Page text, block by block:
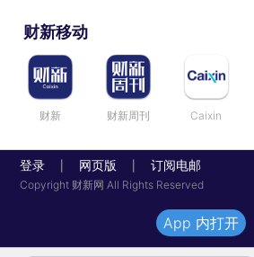
财新移动
财新 财新周刊 Caixin
登录 网页版 订阅电邮
Copyright 财新网 All Rights Reserved
App 内打开